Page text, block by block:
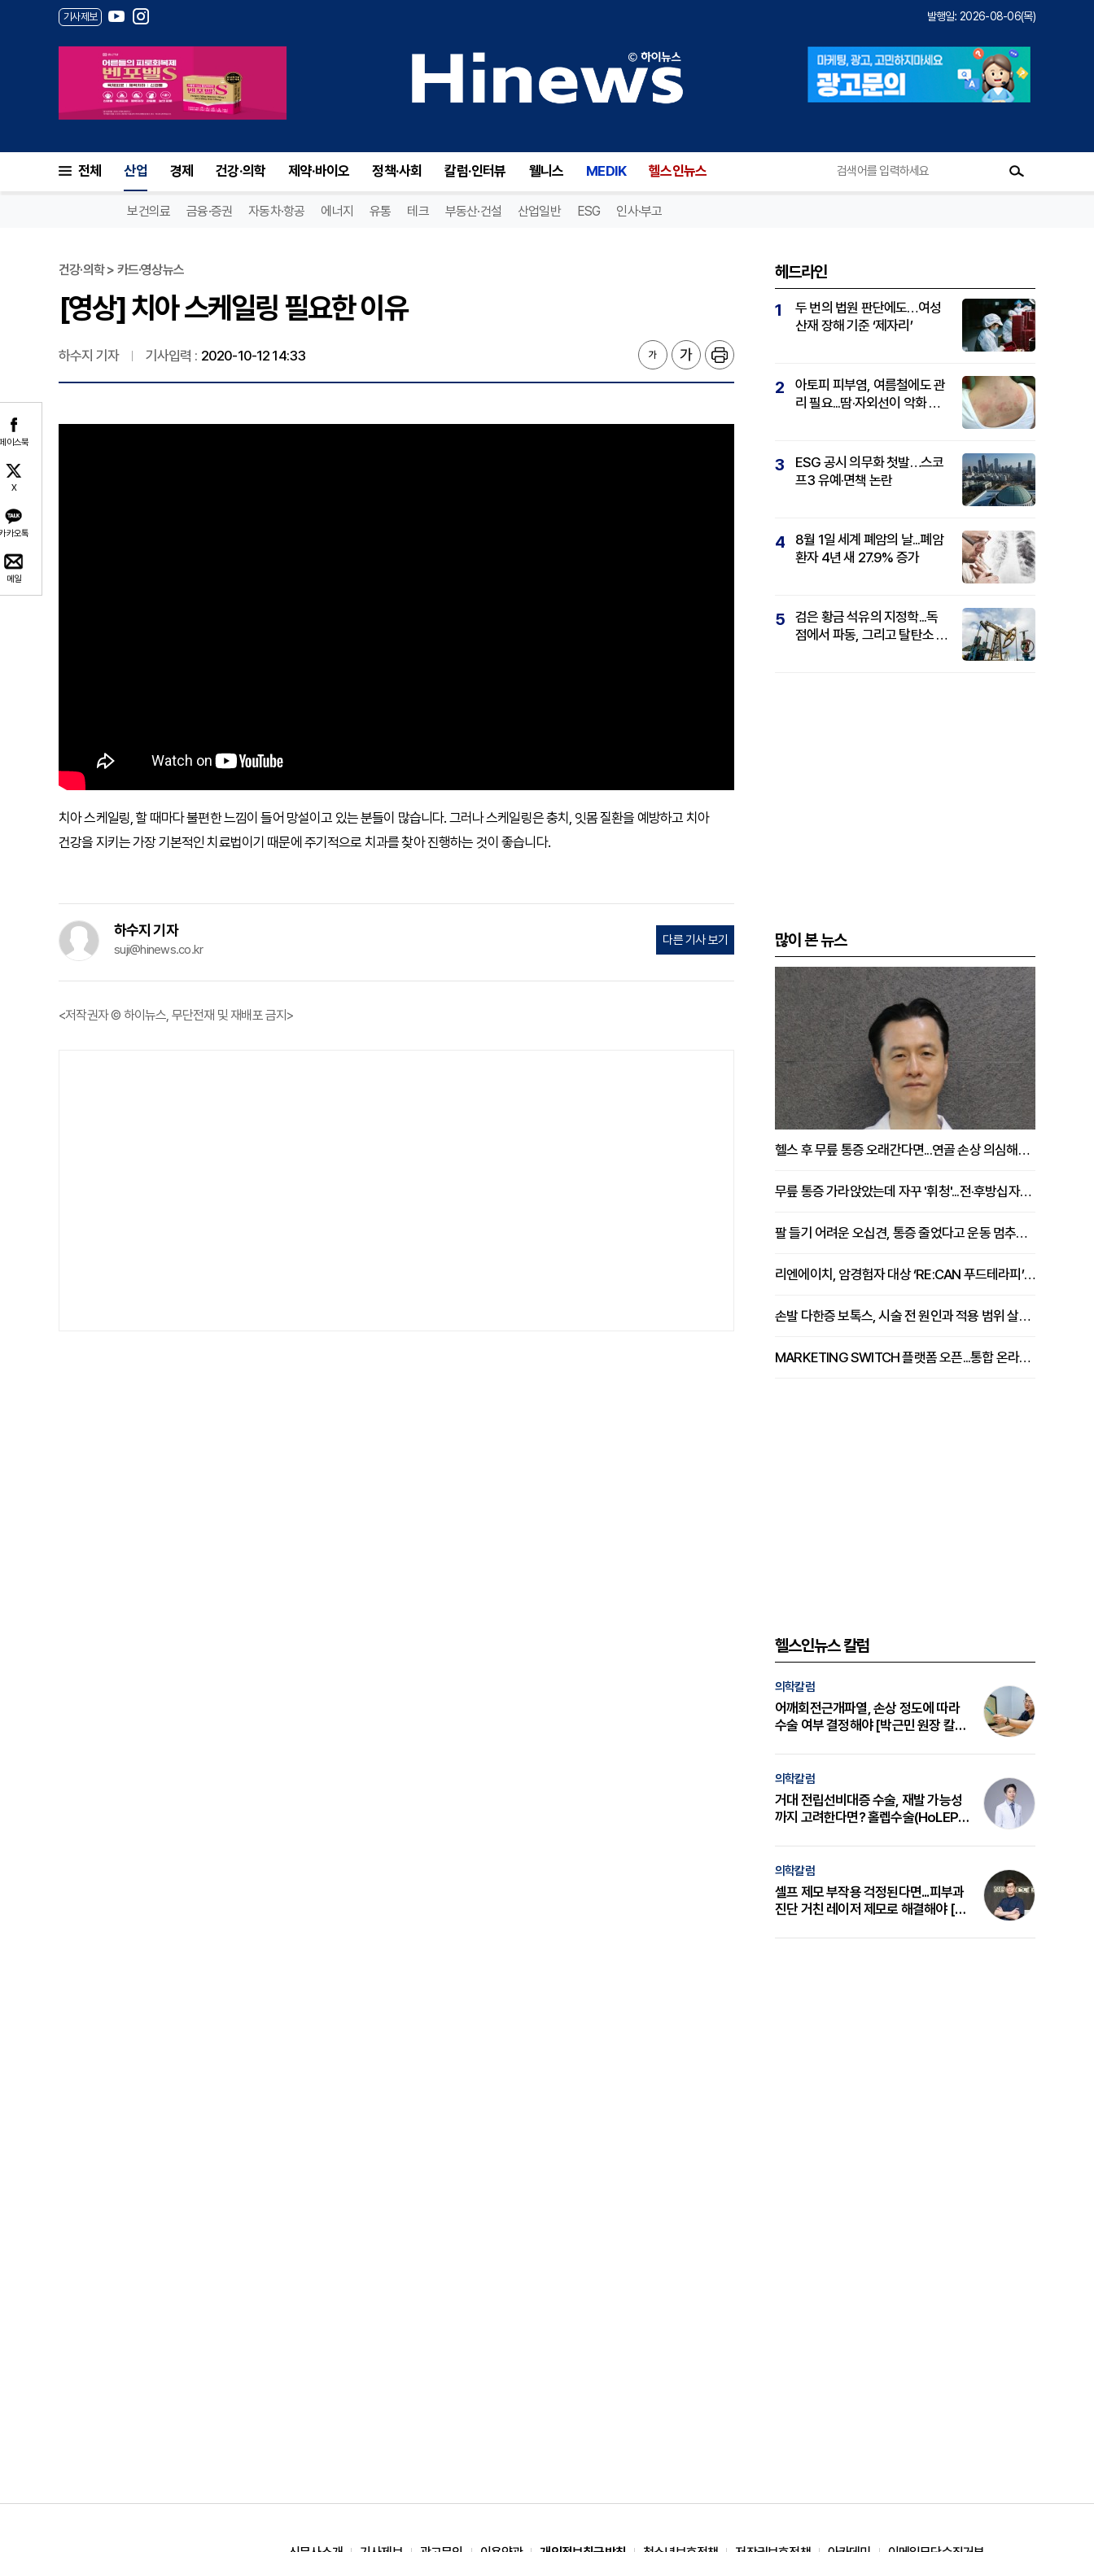
기사제보 발행일: 2026-08-06(목)
전체 산업 경제 건강·의학 제약·바이오 정책·사회 칼럼·인터뷰 웰니스 MEDIK 헬스인뉴스
보건의료 금융·증권 자동차·항공 에너지 유통 테크 부동산·건설 산업일반 ESG 인사·부고
이스북
X
카오톡
메일
건강·의학 > 카드·영상뉴스
[영상] 치아 스케일링 필요한 이유
하수지 기자 기사입력 : 2020-10-12 14:33
치아 스케일링, 할 때마다 불편한 느낌이 들어 망설이고 있는 분들이 많습니다. 그러나 스케일링은 충치, 잇몸 질환을 예방하고 치아
건강을 지키는 가장 기본적인 치료법이기 때문에 주기적으로 치과를 찾아 진행하는 것이 좋습니다.
하수지 기자
suji@hinews.co.kr
다른 기사 보기
<저작권자 © 하이뉴스, 무단전재 및 재배포 금지>
헤드라인
1
두 번의 법원 판단에도…여성
산재 장해 기준 ‘제자리’
2
아토피 피부염, 여름철에도 관
리 필요...땀·자외선이 악화 요
3
ESG 공시 의무화 첫발…스코
프3 유예·면책 논란
4
8월 1일 세계 폐암의 날...폐암
환자 4년 새 27.9% 증가
5
검은 황금 석유의 지정학...독
점에서 파동, 그리고 탈탄소 패
많이 본 뉴스
헬스 후 무릎 통증 오래간다면...연골 손상 의심해야 [김상범 원장 칼럼]
무릎 통증 가라앉았는데 자꾸 '휘청'...전·후방십자인대 파열 확인해야 [곽우경 원장 칼럼]
팔 들기 어려운 오십견, 통증 줄었다고 운동 멈추면 안 되는 이유 [이병욱 원장 칼럼]
리엔에이치, 암경험자 대상 ‘RE:CAN 푸드테라피’ 운영
손발 다한증 보톡스, 시술 전 원인과 적용 범위 살펴야 [강윤일 원장 칼럼]
MARKETING SWITCH 플랫폼 오픈...통합 온라인 마케팅 서비스 확대
헬스인뉴스 칼럼
의학칼럼
어깨회전근개파열, 손상 정도에 따라
수술 여부 결정해야 [박근민 원장 칼
의학칼럼
거대 전립선비대증 수술, 재발 가능성
까지 고려한다면? 홀렙수술(HoLEP)
의학칼럼
셀프 제모 부작용 걱정된다면...피부과
진단 거친 레이저 제모로 해결해야 [변